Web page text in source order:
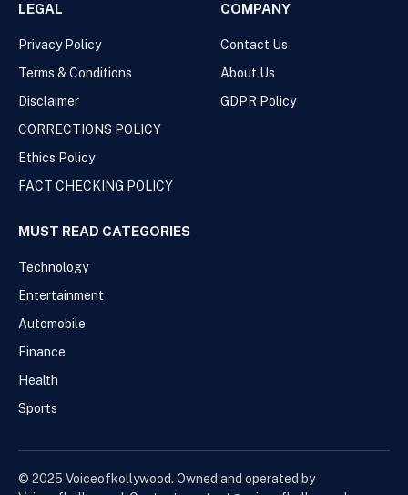
LEGAL
Privacy Policy
Terms & Conditions
Disclaimer
CORRECTIONS POLICY
Ethics Policy
FACT CHECKING POLICY
COMPANY
Contact Us
About Us
GDPR Policy
MUST READ CATEGORIES
Technology
Entertainment
Automobile
Finance
Health
Sports
© 2025 Voiceofkollywood. Owned and operated by